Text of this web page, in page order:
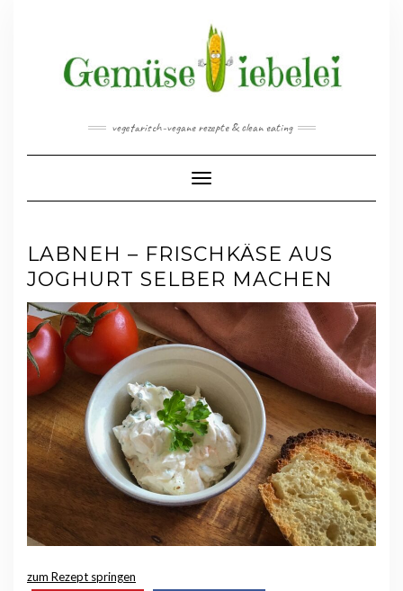
vegetarisch-vegane rezepte & clean eating
Toggle Navigation
LABNEH – FRISCHKÄSE AUS
JOGHURT SELBER MACHEN
zum Rezept springen